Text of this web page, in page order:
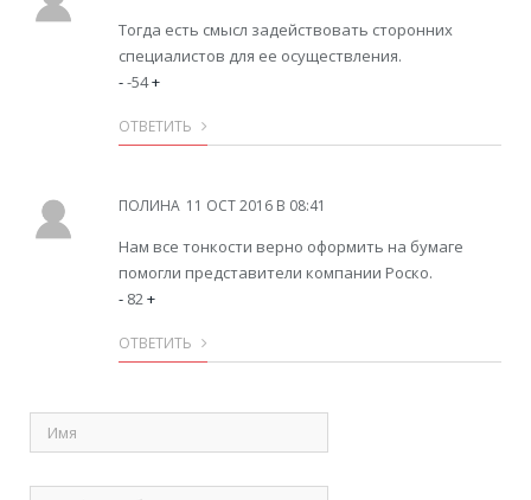
Тогда есть смысл задействовать сторонних
специалистов для ее осуществления.
--54+
ОТВЕТИТЬ
ПОЛИНА 11 OCT 2016 В 08:41
Нам все тонкости верно оформить на бумаге
помогли представители компании Роско.
- 82+
ОТВЕТИТЬ